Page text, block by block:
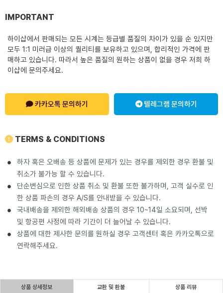
IMPORTANT
하이샵에서 판매되는 모든 시계는 등급별 품질의 차이가 있을 순 있지만
모두 1:1 미러급 이상의 퀄리티를 보유하고 있으며, 합리적인 가격에 판
매하고 있습니다. 따라서 높은 품질의 원하는 상품이 없을 경우 저희 하
이샵에 문의주세요.
카카오톡 문의하기 텔레그램 문의하기
TERMS & CONDITIONS
하자 혹은 오배송 등 상품에 문제가 있는 경우를 제외한 경우 환불 및
취소가 불가능 할 수 있습니다.
단순변심으로 인한 상품 취소 및 환불 또한 불가하며, 고객 실수로 인
한 상품 파손의 경우 A/S를 안내받을 수 있습니다.
국내배송을 제외한 해외배송 상품의 경우 10~14일 소요되며, 선박
및 항공편 사정에 따라 기간이 더 늘어날 수 있습니다.
상품에 대한 제사한 문의를 원하실 경우 고객센터 혹은 카카오톡으로
연락해주세요.
상품 상세정보 교환 및 환불 상품 리뷰